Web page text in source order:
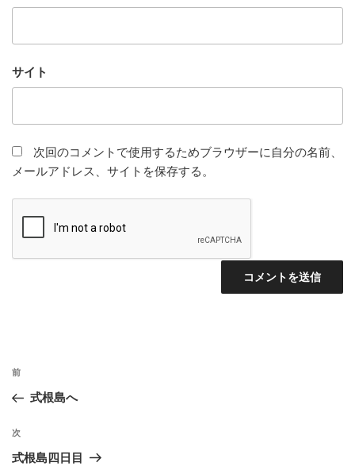
サイト
次回のコメントで使用するためブラウザーに自分の名前、
メールアドレス、サイトを保存する。
投
ナ
ビ
ゲ
前
の
稿
前
式根島へ
次
の
次
式根島四日目